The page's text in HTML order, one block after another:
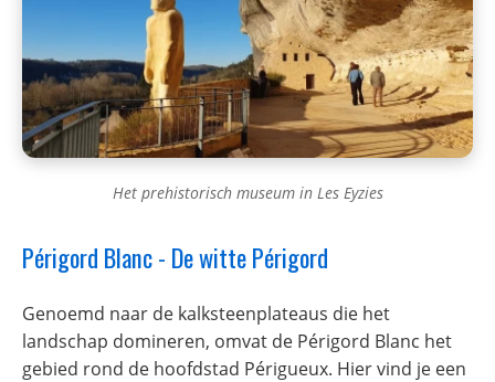
Het prehistorisch museum in Les Eyzies
Périgord Blanc - De witte Périgord
Genoemd naar de kalksteenplateaus die het
landschap domineren, omvat de Périgord Blanc het
gebied rond de hoofdstad Périgueux. Hier vind je een